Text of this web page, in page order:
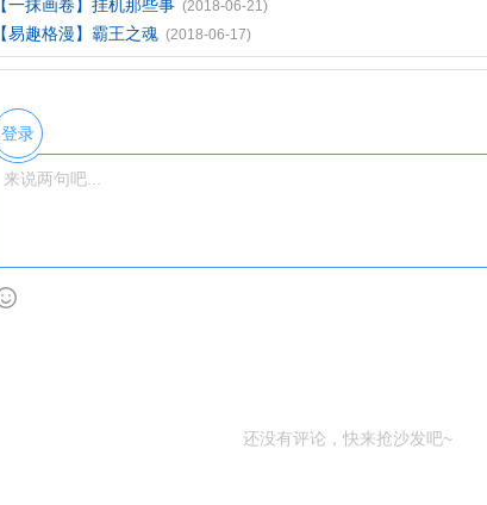
【一抹画卷】挂机那些事 (2018-06-21)
【易趣格漫】霸王之魂 (2018-06-17)
登录
还没有评论，快来抢沙发吧~